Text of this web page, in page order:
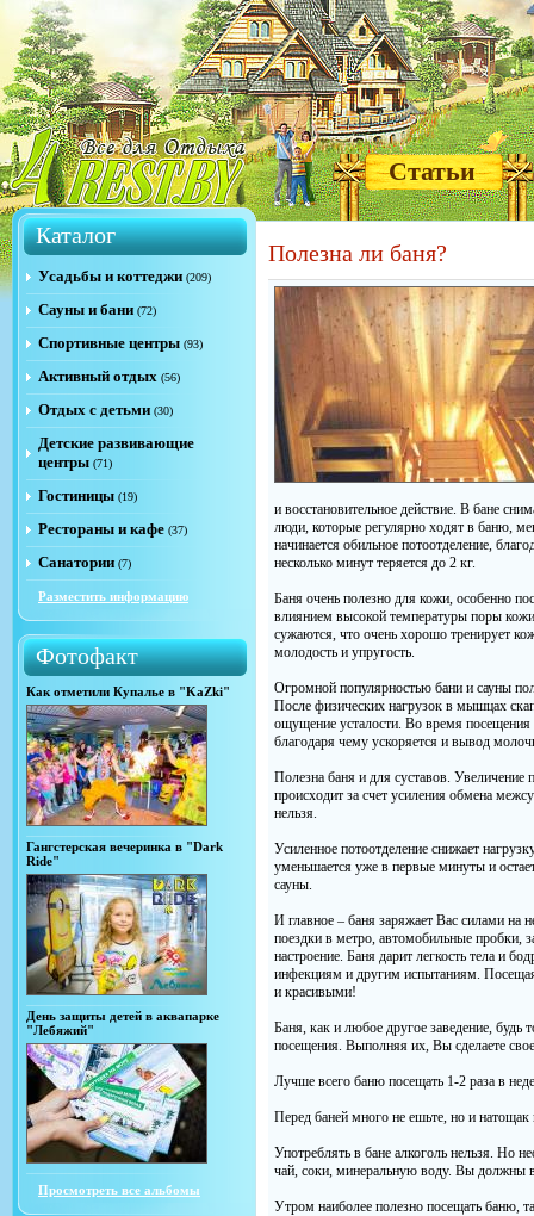
Статьи
Каталог
Усадьбы и коттеджи (209)
Сауны и бани (72)
Спортивные центры (93)
Активный отдых (56)
Отдых с детьми (30)
Детские развивающие
центры (71)
Гостиницы (19)
Рестораны и кафе (37)
Санатории (7)
Разместить информацию
Фотофакт
Как отметили Купалье в "KaZki"
Гангстерская вечеринка в "Dark
Ride"
День защиты детей в аквапарке
"Лебяжий"
Просмотреть все альбомы
Полезна ли баня?
и восстановительное действие. В бане
люди, которые регулярно ходят в баню,
начинается обильное потоотделение,
несколько минут теряется до 2 кг.
Баня очень полезно для кожи, особенно
влиянием высокой температуры поры
сужаются, что очень хорошо тренирует
молодость и упругость.
Огромной популярностью бани и сауны
После физических нагрузок в мышцах
ощущение усталости. Во время
благодаря чему ускоряется и вывод
Полезна баня и для суставов. Увеличение
происходит за счет усиления обмена
нельзя.
Усиленное потоотделение снижает
уменьшается уже в первые минуты и
сауны.
И главное – баня заряжает Вас силами на
поездки в метро, автомобильные пробки,
настроение. Баня дарит легкость тела и
инфекциям и другим испытаниям.
и красивыми!
Баня, как и любое другое заведение, будь
посещения. Выполняя их, Вы сделаете
Лучше всего баню посещать 1-2 раза в
Перед баней много не ешьте, но и натощак
Употреблять в бане алкоголь нельзя. Но
чай, соки, минеральную воду. Вы должны
Утром наиболее полезно посещать баню,